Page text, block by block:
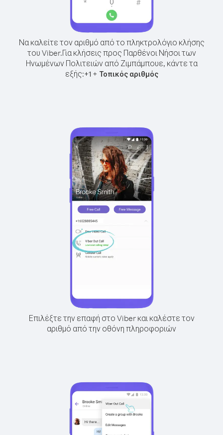
Να καλείτε τον αριθμό από το πληκτρολόγιο κλήσης
του Viber.Για κλήσεις προς Παρθένοι Νήσοι των
Ηνωμένων Πολιτειών από Ζιμπάμπουε, κάντε τα
εξής:+1+ Τοπικός αριθμός
Επιλέξτε την επαφή στο Viber και καλέστε τον
αριθμό από την οθόνη πληροφοριών